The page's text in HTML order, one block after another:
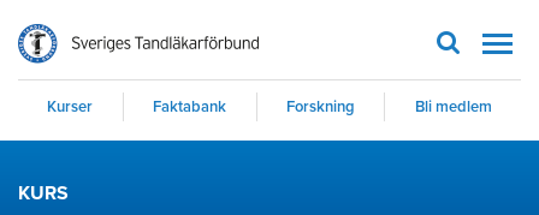
Kurser Faktabank Forskning Bli medlem
KURS